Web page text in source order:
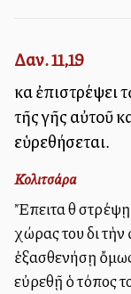
Δαν. 11,19
καὶ
τῆς γῆς αὐτοῦ
εὑρεθήσεται.
Κολιτσάρα
Ἔπειτα θὰ
χώρας του διὰ
ἐξασθενήσῃ
εὐρεθῇ ὁ τόπος